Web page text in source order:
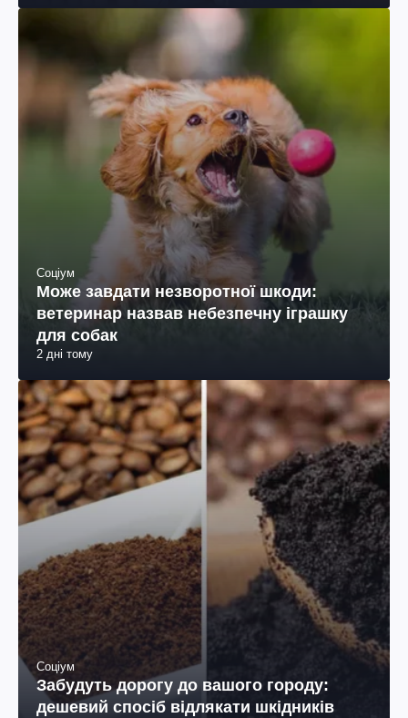
Соціум
Може завдати незворотної шкоди:
ветеринар назвав небезпечну іграшку
для собак
2 дні тому
Соціум
Забудуть дорогу до вашого городу:
дешевий спосіб відлякати шкідників